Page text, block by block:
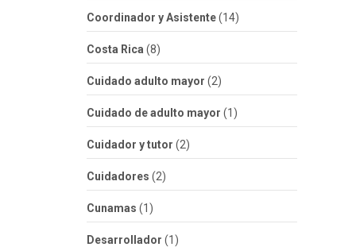
Coordinador y Asistente(14)
Costa Rica (8)
Cuidado adulto mayor (2)
Cuidado de adulto mayor (1)
Cuidador y tutor (2)
Cuidadores (2)
Cunamas (1)
Desarrollador (1)